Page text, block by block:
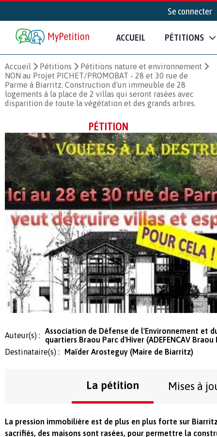
Se connecter
ACCUEIL PÉTITIONS
Accueil Pétitions
Pétitions nature et environnement
NON au Projet PICHET/PROMOBAT - 28 et 30 rue de
Parme à Biarritz. Construction d'un immeuble de 28
logements à la place de 2 villas qui seront rasées avec
disparition de toute la végétation et des grands arbres.
PÉTITION
Auteur(s) :
Association de Défense de l'Environnement et
quartiers Braou Parc d'Hiver (ADEFENCAV Braou
Destinataire(s) :
Maïder Arosteguy (Maire de Biarritz)
La pétition Mises à
La pression immobilière est de plus en plus forte sur
sacrifiés, des maisons sont rasées, pour permettre la